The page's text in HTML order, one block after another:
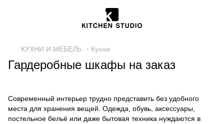
КУХНИ И МЕБЕЛЬ ◦ Кухни
Гардеробные шкафы на заказ
Современный интерьер трудно представить без удобного
места для хранения вещей. Одежда, обувь, аксессуары,
постельное бельё или даже бытовая техника нуждаются в